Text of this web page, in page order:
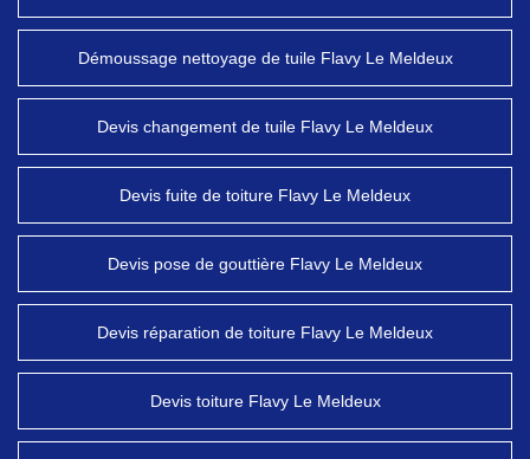
Démoussage nettoyage de tuile Flavy Le Meldeux
Devis changement de tuile Flavy Le Meldeux
Devis fuite de toiture Flavy Le Meldeux
Devis pose de gouttière Flavy Le Meldeux
Devis réparation de toiture Flavy Le Meldeux
Devis toiture Flavy Le Meldeux